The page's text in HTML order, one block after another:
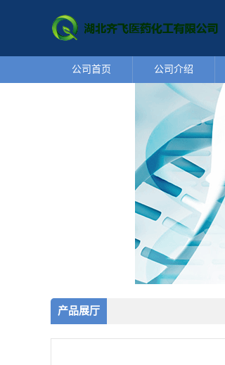
公司首页 公司介绍
产品展厅